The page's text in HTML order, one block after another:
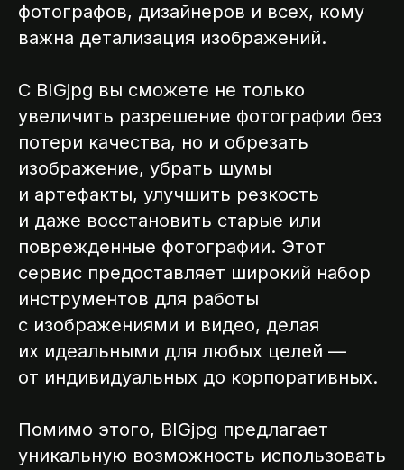
фотографов, дизайнеров и всех, кому
важна детализация изображений.
С BIGjpg вы сможете не только
увеличить разрешение фотографии без
потери качества, но и обрезать
изображение, убрать шумы
и артефакты, улучшить резкость
и даже восстановить старые или
поврежденные фотографии. Этот
сервис предоставляет широкий набор
инструментов для работы
с изображениями и видео, делая
их идеальными для любых целей —
от индивидуальных до корпоративных.
Помимо этого, BIGjpg предлагает
уникальную возможность использовать